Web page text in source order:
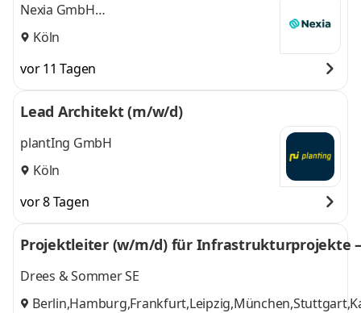
Nexia GmbH
Wirtschaftsprüfungsgesellschaft /
Köln
vor 11 Tagen
Lead Architekt (m/w/d)
plantIng GmbH
Köln
vor 8 Tagen
Projektleiter (w/m/d) für Infrastrukturprojekte –
Drees & Sommer SE